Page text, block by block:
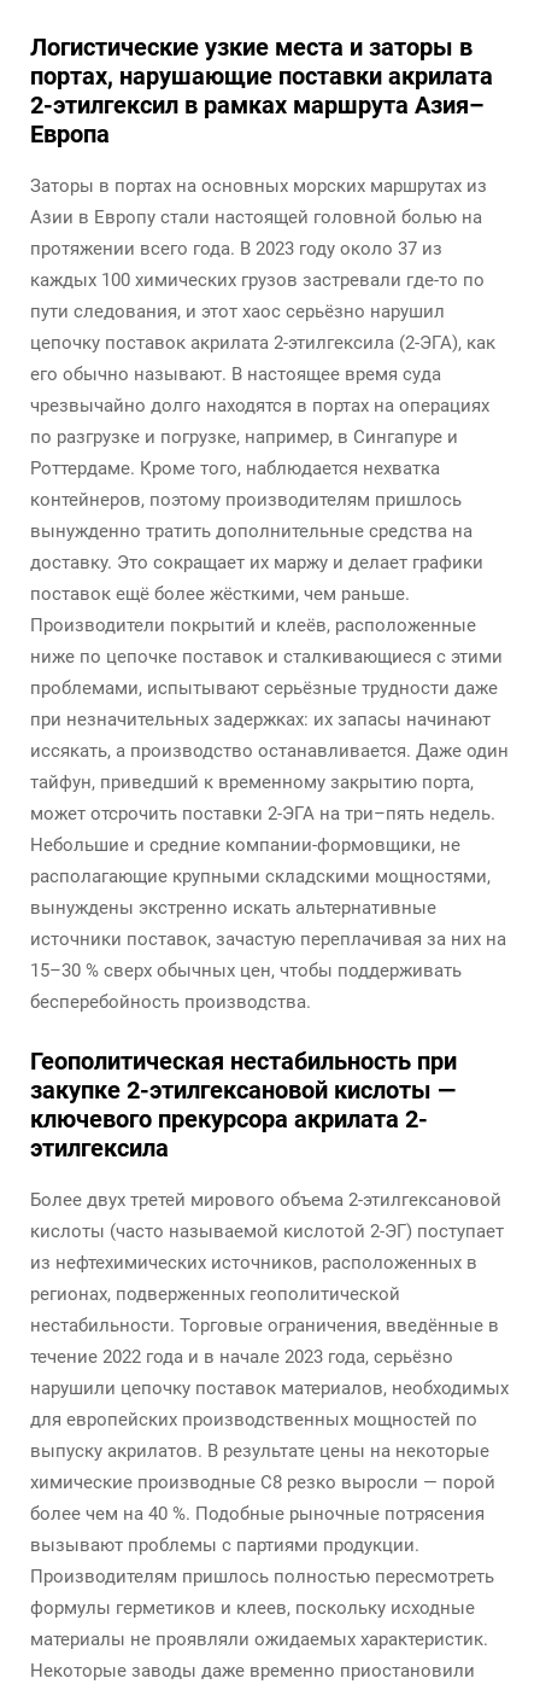
Логистические узкие места и заторы в
портах, нарушающие поставки акрилата
2-этилгексил в рамках маршрута Азия–
Европа
Заторы в портах на основных морских маршрутах из
Азии в Европу стали настоящей головной болью на
протяжении всего года. В 2023 году около 37 из
каждых 100 химических грузов застревали где-то по
пути следования, и этот хаос серьёзно нарушил
цепочку поставок акрилата 2-этилгексила (2-ЭГА), как
его обычно называют. В настоящее время суда
чрезвычайно долго находятся в портах на операциях
по разгрузке и погрузке, например, в Сингапуре и
Роттердаме. Кроме того, наблюдается нехватка
контейнеров, поэтому производителям пришлось
вынужденно тратить дополнительные средства на
доставку. Это сокращает их маржу и делает графики
поставок ещё более жёсткими, чем раньше.
Производители покрытий и клеёв, расположенные
ниже по цепочке поставок и сталкивающиеся с этими
проблемами, испытывают серьёзные трудности даже
при незначительных задержках: их запасы начинают
иссякать, а производство останавливается. Даже один
тайфун, приведший к временному закрытию порта,
может отсрочить поставки 2-ЭГА на три–пять недель.
Небольшие и средние компании-формовщики, не
располагающие крупными складскими мощностями,
вынуждены экстренно искать альтернативные
источники поставок, зачастую переплачивая за них на
15–30 % сверх обычных цен, чтобы поддерживать
бесперебойность производства.
Геополитическая нестабильность при
закупке 2-этилгексановой кислоты —
ключевого прекурсора акрилата 2-
этилгексила
Более двух третей мирового объема 2-этилгексановой
кислоты (часто называемой кислотой 2-ЭГ) поступает
из нефтехимических источников, расположенных в
регионах, подверженных геополитической
нестабильности. Торговые ограничения, введённые в
течение 2022 года и в начале 2023 года, серьёзно
нарушили цепочку поставок материалов, необходимых
для европейских производственных мощностей по
выпуску акрилатов. В результате цены на некоторые
химические производные С8 резко выросли — порой
более чем на 40 %. Подобные рыночные потрясения
вызывают проблемы с партиями продукции.
Производителям пришлось полностью пересмотреть
формулы герметиков и клеев, поскольку исходные
материалы не проявляли ожидаемых характеристик.
Некоторые заводы даже временно приостановили